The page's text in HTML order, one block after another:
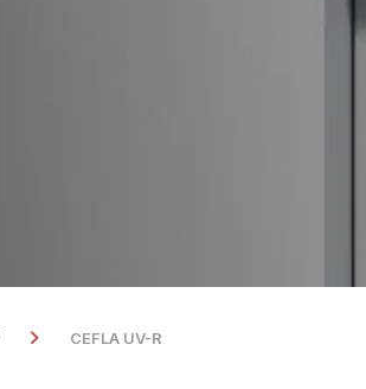
CEFLA UV-R